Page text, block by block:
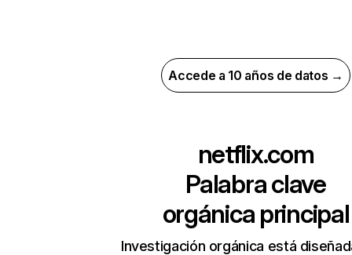
Accede a 10 años de datos →
netflix.com
Palabra clave
orgánica principal
Investigación orgánica está